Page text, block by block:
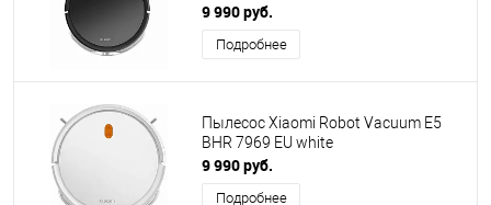
9 990 руб.
Подробнее
Пылесос Xiaomi Robot Vacuum E5
BHR 7969 EU white
9 990 руб.
Подробнее